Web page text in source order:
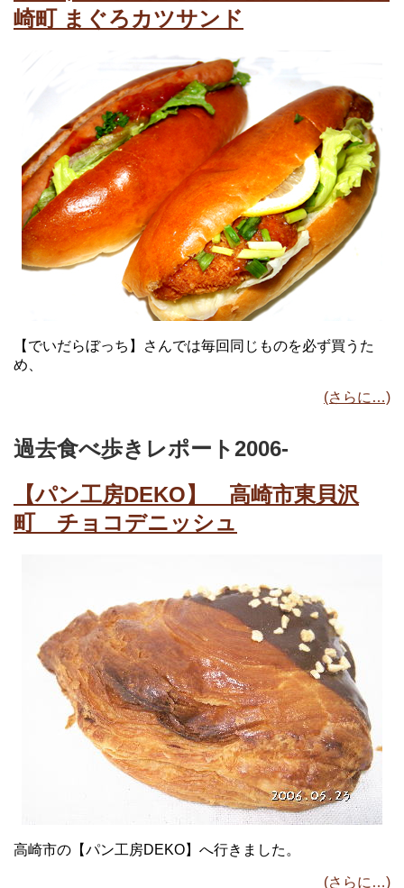
崎町 まぐろカツサンド
【でいだらぼっち】さんでは毎回同じものを必ず買うた
め、
(さらに…)
過去食べ歩きレポート2006-
【パン工房DEKO】 高崎市東貝沢
町 チョコデニッシュ
高崎市の【パン工房DEKO】へ行きました。
(さらに…)